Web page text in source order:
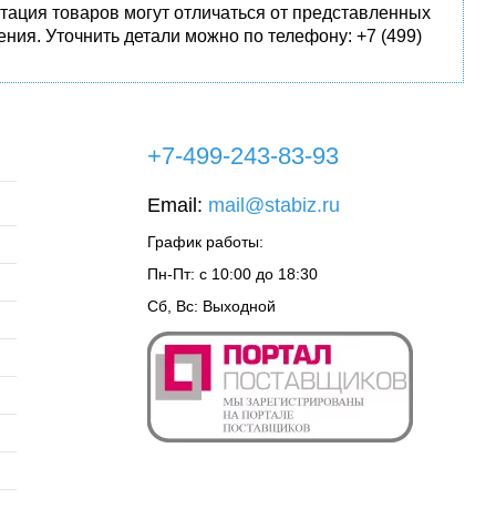
товаров могут отличаться от представленных
Уточнить детали можно по телефону: +7 (499)
+7-499-243-83-93
Email: mail@stabiz.ru
График работы:
Пн-Пт: с 10:00 до 18:30
Сб, Вс: Выходной